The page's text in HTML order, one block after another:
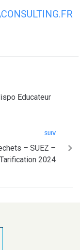
Educateur
SUIV
– SUEZ –
Tarification 2024